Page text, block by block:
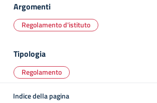
Argomenti
Regolamento d'istituto
Tipologia
Regolamento
Indice della pagina